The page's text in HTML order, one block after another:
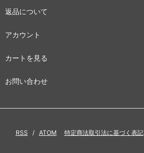
返品について
アカウント
カートを見る
お問い合わせ
RSS / ATOM 特定商法取引法に基づく表記